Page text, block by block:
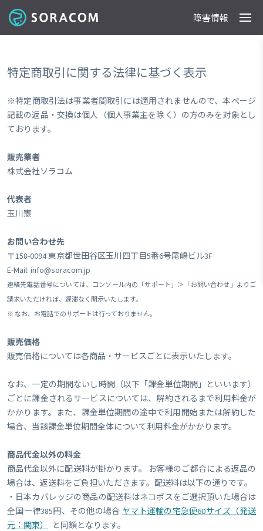
製品
事例
料金
ドキュメント
導入支援
IoTストア
最新情報 障害情報
特定商取引に関する法律に基づく表示
※特定商取引法は事業者間取引には適用されませんので、本ぺージ
記載の返品・交換は個人（個人事業主を除く）の方のみを対象とし
ております。
販売業者
株式会社ソラコム
代表者
玉川憲
お問い合わせ先
〒158-0094 東京都世田谷区玉川四丁目5番6号尾嶋ビル3F
E-Mail: info@soracom.jp
連絡先電話番号については、コンソール内の「サポート」＞「お問い合わせ」よりご
請求いただければ、遅滞なく開示いたします。
※ なお、お電話でのサポートは行っておりません。
販売価格
販売価格については各商品・サービスごとに表示いたします。
なお、一定の期間ないし時間（以下「課金単位期間」といいます）
ごとに課金されるサービスについては、解約されるまで利用料金が
かかります。また、課金単位期間の途中で利用開始または解約した
場合、当該課金単位期間全体について利用料金がかかります。
商品代金以外の料金
商品代金以外に配送料が掛かります。 お客様のご都合による返品の
場合は、返送料をご負担いただきます。配送料は以下の通りです。
・日本カバレッジの商品の配送料はネコポスをご選択頂いた場合は
全国一律385円、その他の場合 ヤマト運輸の宅急便60サイズ（発送
元：関東）
と同額となります。